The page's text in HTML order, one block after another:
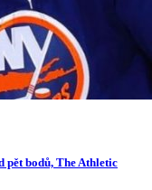
pět bodů, The Athletic